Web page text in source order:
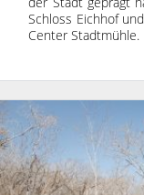
Schloss Eichhof
Center Stadtmühle.